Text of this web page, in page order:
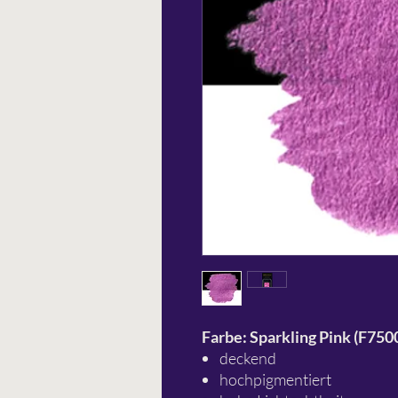
Farbe: Sparkling Pink
deckend
hochpigmentiert